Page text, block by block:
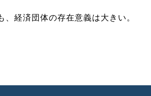
、経済団体の存在意義は大きい。